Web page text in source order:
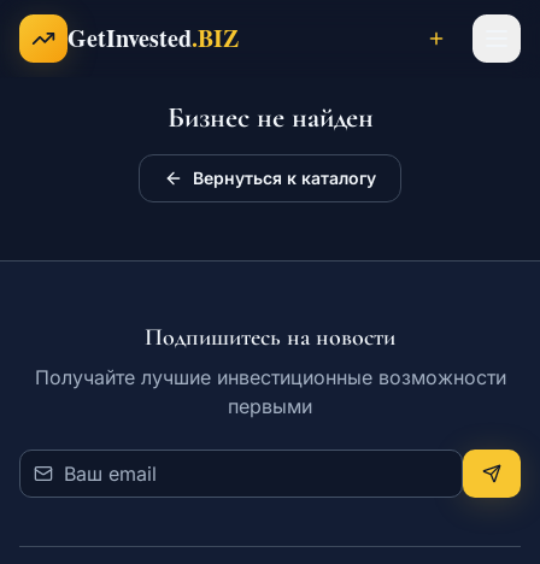
Перейти к содержимому
GetInvested.BIZ
ПроектыБизнес не найден
Вернуться к каталогу
Подпишитесь на новости
Получайте лучшие инвестиционные возможности
первыми